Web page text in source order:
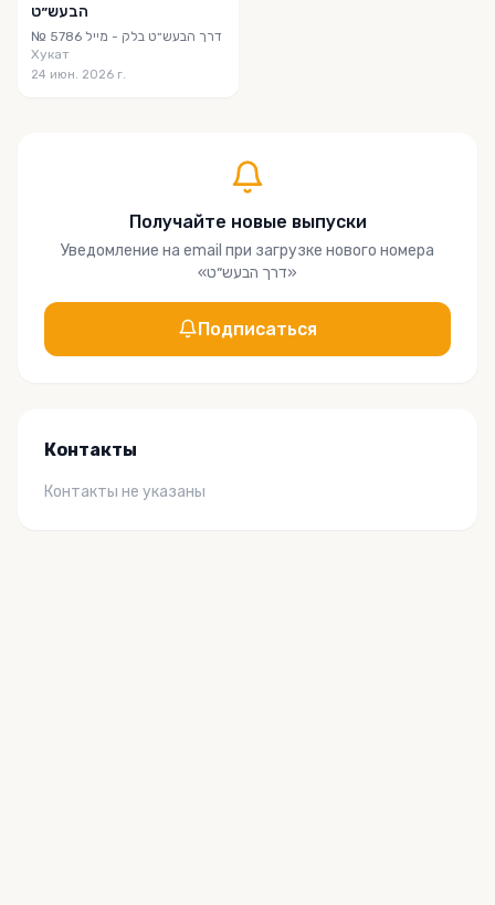
הבעש״ט
№ 5786 ‎⁨בלק - מייל⁩ דרך הבעש״ט
Хукат
24 июн. 2026 г.
Получайте новые выпуски
Уведомление на email при загрузке нового номера
«דרך הבעש״ט»
Подписаться
Контакты
Контакты не указаны